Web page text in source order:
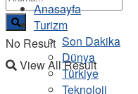
No Result
View All Result
Anasayfa
Turizm
Son Dakika
Dünya
Türkiye
Teknoloji